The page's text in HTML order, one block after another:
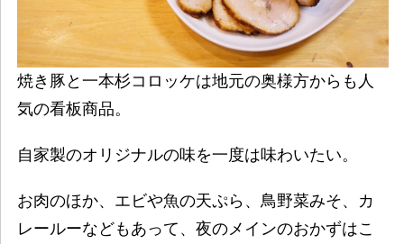
焼き豚と一本杉コロッケは地元の奥様方からも人
気の看板商品。
自家製のオリジナルの味を一度は味わいたい。
お肉のほか、エビや魚の天ぷら、鳥野菜みそ、カ
レールーなどもあって、夜のメインのおかずはこ